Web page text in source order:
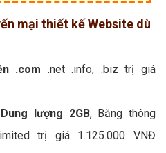
mại thiết kế Website dù
.com .net .info, .biz trị giá
Dung lượng 2GB, Băng thông
trị giá 1.125.000 VNĐ